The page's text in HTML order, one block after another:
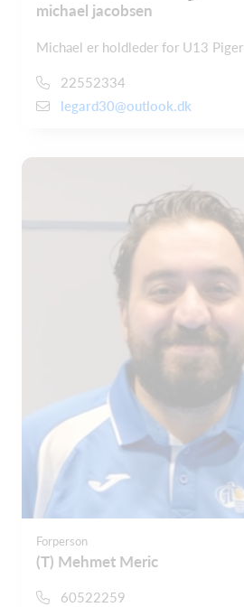
michael jacobsen
Michael er holdleder for U13 Piger
22552334
legard30@outlook.dk
Forperson
(T) Mehmet Meric
60522259